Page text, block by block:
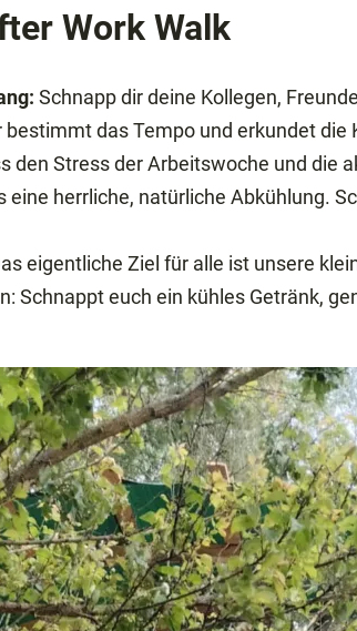
Work Walk
Schnapp dir deine Kollegen,
das Tempo und erkundet
den Stress der Arbeitswoche und die
herrliche, natürliche Abkühlung.
eigentliche Ziel für alle ist unsere
Schnappt euch ein kühles Getränk,